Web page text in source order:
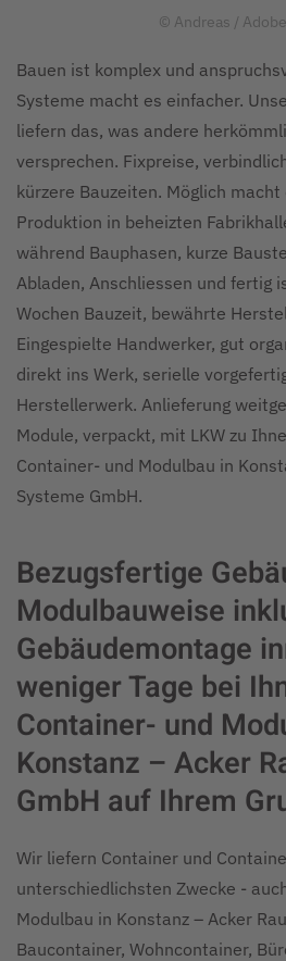
© Andreas /
Bauen ist komplex und
Systeme macht es einfacher.
liefern das, was andere
versprechen. Fixpreise,
kürzere Bauzeiten. Möglich macht
Produktion in beheizten
während Bauphasen, kurze
Abladen, Anschliessen und fertig
Wochen Bauzeit, bewährte
Eingespielte Handwerker, gut
direkt ins Werk, serielle
Herstellerwerk. Anlieferung
Module, verpackt, mit LKW zu
Container- und Modulbau in
Systeme GmbH.
Bezugsfertige
Modulbauweise
Gebäudemontage
weniger Tage bei
Container- und
Konstanz – Acker
GmbH auf Ihrem
Wir liefern Container und
unterschiedlichsten Zwecke -
Modulbau in Konstanz – Acker
Baucontainer, Wohncontainer,